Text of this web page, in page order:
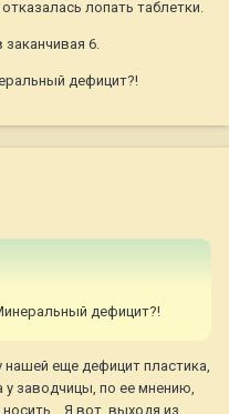
лопать таблетки.
6.
дефицит?!
дефицит?!
нашей еще дефицит пластика,
заводчицы, по ее мнению,
Я вот, выходя из